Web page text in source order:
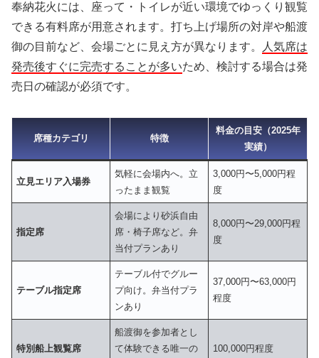
奉納花火には、座って・トイレが近い環境でゆっくり観覧
できる有料席が用意されます。打ち上げ場所の対岸や船渡
御の目前など、会場ごとに見え方が異なります。
人気席は
発売後すぐに完売することが多いため、検討する場合は発
売日の確認が必須です。
席種カテゴリ 特徴
料金の目安（2025年
実績）
立見エリア入場券
気軽に会場内へ。立
ったまま観覧
3,000円〜5,000円程
度
指定席
会場により砂浜自由
席・椅子席など。弁
当付プランあり
8,000円〜29,000円程
度
テーブル指定席
テーブル付でグルー
プ向け。弁当付プラ
ンあり
37,000円〜63,000円
程度
特別船上観覧席
船渡御を参加者とし
て体験できる唯一の
100,000円程度